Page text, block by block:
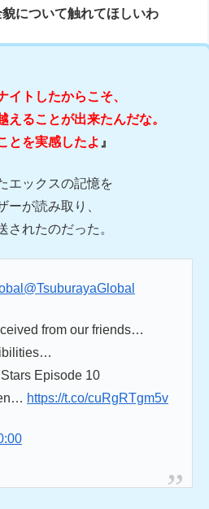
について触れてほしいわ
トしたからこそ、
ることが出来たんだな。
とを実感したよ 』
エックスの記憶を
ーが読み取り、
されたのだった。
@TsuburayaGlobal
from our friends…
Episode 10
https://t.co/cuRgRTgm5v